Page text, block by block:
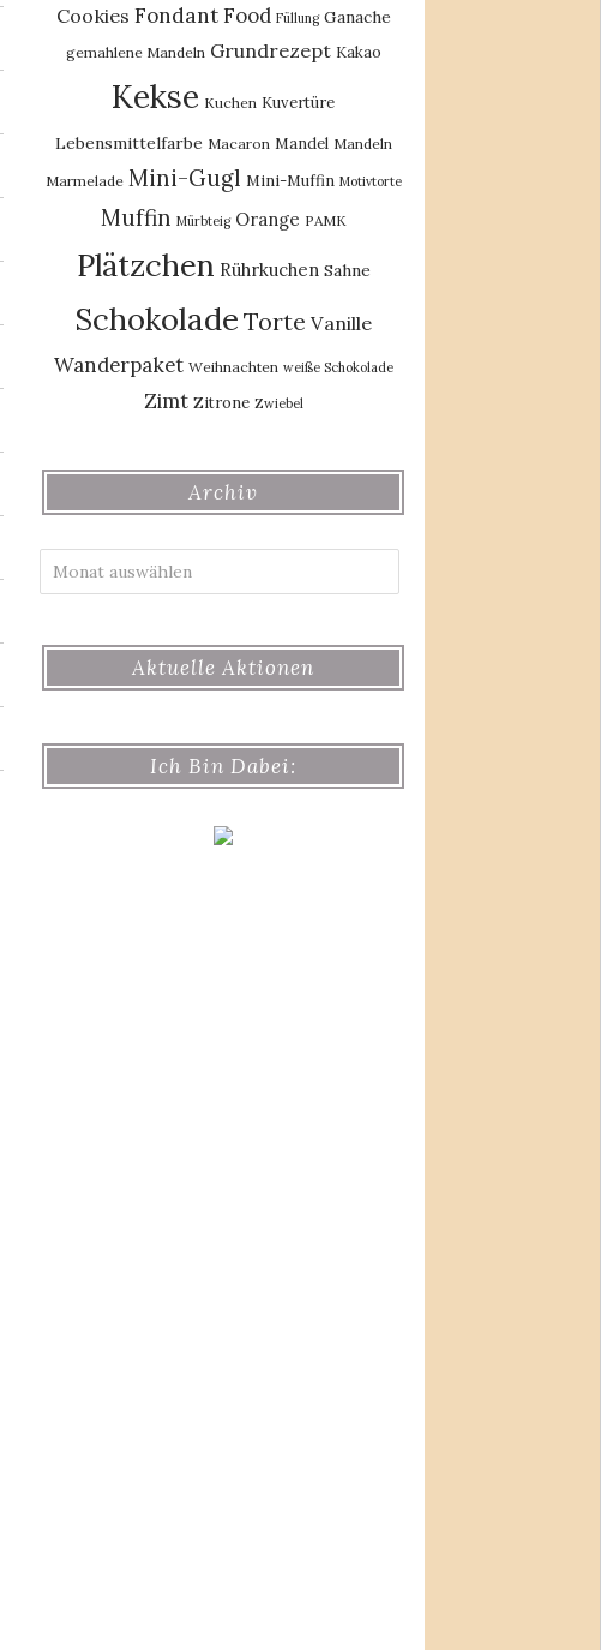
Cookies Fondant Food Füllung Ganache
gemahlene Mandeln Grundrezept Kakao
Kekse Kuchen Kuvertüre
Lebensmittelfarbe Macaron Mandel Mandeln
Marmelade Mini-Gugl Mini-Muffin Motivtorte
Muffin Mürbteig Orange PAMK
Plätzchen Rührkuchen Sahne
Schokolade Torte Vanille
Wanderpaket Weihnachten weiße Schokolade
Zimt Zitrone Zwiebel
Archiv
Aktuelle Aktionen
Ich Bin Dabei: